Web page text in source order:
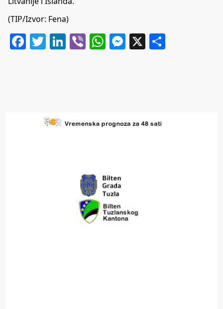
(TIP/Izvor: Fena)
Facebook
Twitter
LinkedIn
ViberWhatsApp
Messenger
X